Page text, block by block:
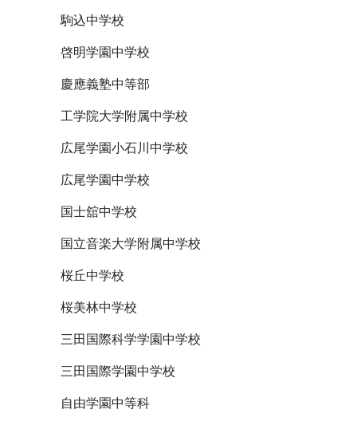
駒込中学校
啓明学園中学校
慶應義塾中等部
工学院大学附属中学校
広尾学園小石川中学校
広尾学園中学校
国士舘中学校
国立音楽大学附属中学校
桜丘中学校
桜美林中学校
三田国際科学学園中学校
三田国際学園中学校
自由学園中等科